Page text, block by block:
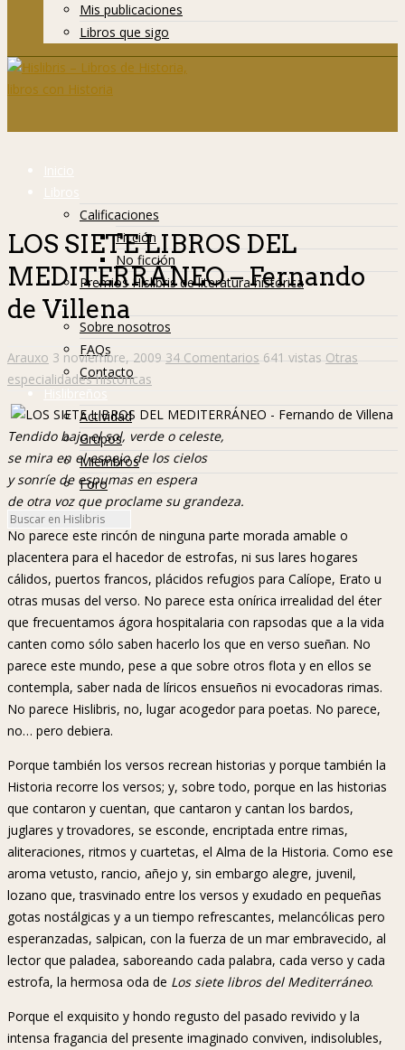
Mis publicaciones
Libros que sigo
Inicio
Libros
Calificaciones
Ficción
No ficción
Premios Hislibris de literatura histórica
Info
Sobre nosotros
FAQs
Contacto
Hislibreños
Actividad
Grupos
Miembros
Foro
LOS SIETE LIBROS DEL
MEDITERRÁNEO – Fernando
de Villena
Arauxo 3 noviembre, 2009 34 Comentarios 641 vistas Otras
especialidades históricas
Tendido bajo el sol, verde o celeste,
se mira en el espejo de los cielos
y sonríe de espumas en espera
de otra voz que proclame su grandeza.
No parece este rincón de ninguna parte morada amable o
placentera para el hacedor de estrofas, ni sus lares hogares
cálidos, puertos francos, plácidos refugios para Calíope, Erato u
otras musas del verso. No parece esta onírica irrealidad del éter
que frecuentamos ágora hospitalaria con rapsodas que a la vida
canten como sólo saben hacerlo los que en verso sueñan. No
parece este mundo, pese a que sobre otros flota y en ellos se
contempla, saber nada de líricos ensueños ni evocadoras rimas.
No parece Hislibris, no, lugar acogedor para poetas. No parece,
no… pero debiera.
Porque también los versos recrean historias y porque también la
Historia recorre los versos; y, sobre todo, porque en las historias
que contaron y cuentan, que cantaron y cantan los bardos,
juglares y trovadores, se esconde, encriptada entre rimas,
aliteraciones, ritmos y cuartetas, el Alma de la Historia. Como ese
aroma vetusto, rancio, añejo y, sin embargo alegre, juvenil,
lozano que, trasvinado entre los versos y exudado en pequeñas
gotas nostálgicas y a un tiempo refrescantes, melancólicas pero
esperanzadas, salpican, con la fuerza de un mar embravecido, al
lector que paladea, saboreando cada palabra, cada verso y cada
estrofa, la hermosa oda de Los siete libros del Mediterráneo.
Porque el exquisito y hondo regusto del pasado revivido y la
intensa fragancia del presente imaginado conviven, indisolubles,